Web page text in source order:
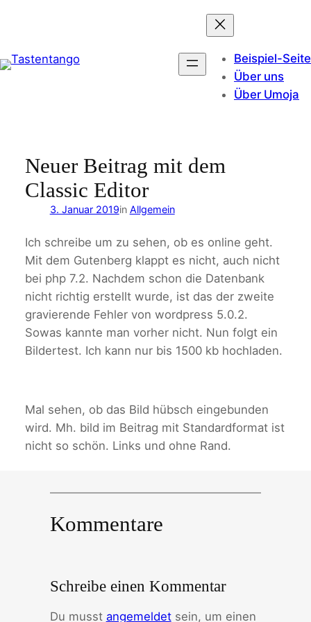
Beispiel-Seite
Über uns
Über Umoja
Neuer Beitrag mit dem
Classic Editor
3. Januar 2019in Allgemein
Ich schreibe um zu sehen, ob es online geht.
Mit dem Gutenberg klappt es nicht, auch nicht
bei php 7.2. Nachdem schon die Datenbank
nicht richtig erstellt wurde, ist das der zweite
gravierende Fehler von wordpress 5.0.2.
Sowas kannte man vorher nicht. Nun folgt ein
Bildertest. Ich kann nur bis 1500 kb hochladen.
Mal sehen, ob das Bild hübsch eingebunden
wird. Mh. bild im Beitrag mit Standardformat ist
nicht so schön. Links und ohne Rand.
Kommentare
Schreibe einen Kommentar
Du musst angemeldetsein, um einen